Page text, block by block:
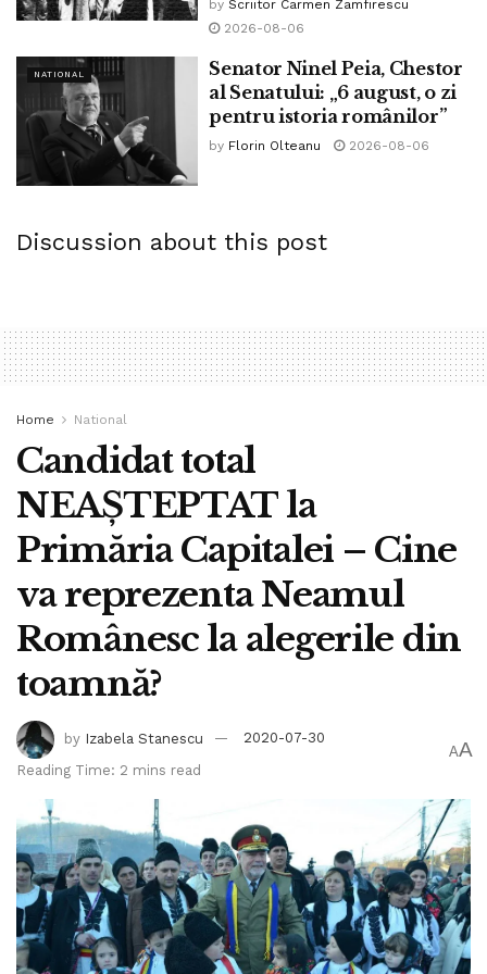
business companii David Budicastro de deschide
dezavantaje finantare firma fonduri
implementare linie
proces sfaturi start
by Scriitor Carmen Zamfirescu
2026-08-06
NATIONAL
Senator Ninel Peia, Chestor
al Senatului: „6 august, o zi
pentru istoria românilor”
by Florin Olteanu 2026-08-06
Discussion about this post
Home National
Candidat total
NEAȘTEPTAT la
Primăria Capitalei – Cine
va reprezenta Neamul
Românesc la alegerile din
toamnă?
by Izabela Stanescu
2020-07-30
Reading Time: 2 mins read
AA